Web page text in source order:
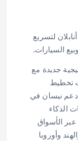
لتسريع
السيارات.
جديدة مع
تخطيط
دعم نيسان في
الذكاء
عبر الأسواق
وأوروبا